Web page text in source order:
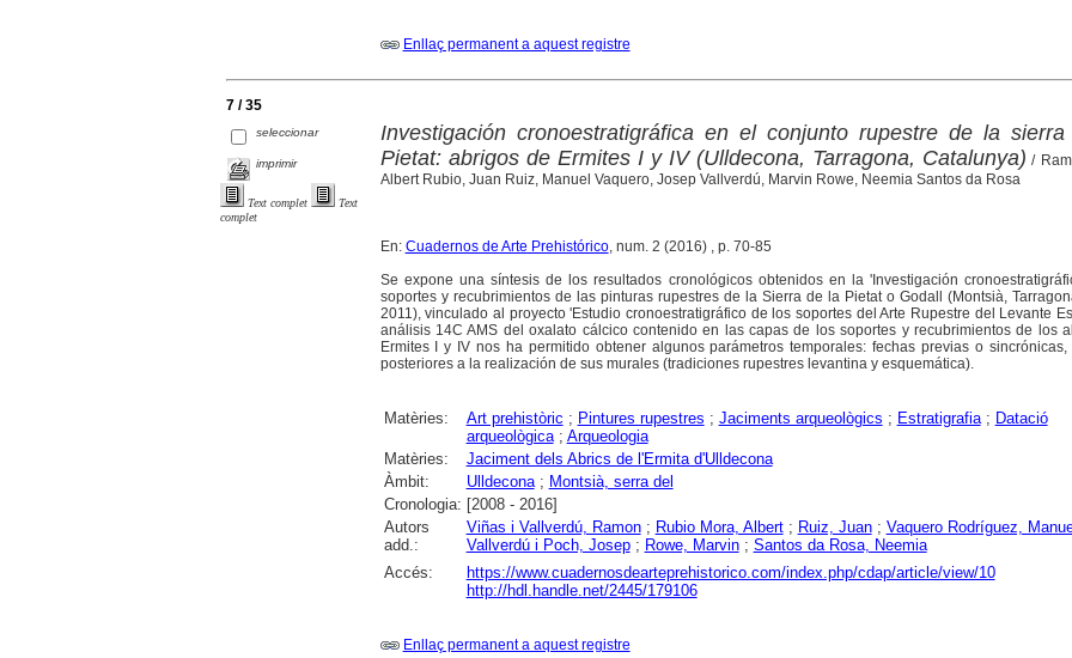
Enllaç permanent a aquest registre
7 / 35
seleccionar
imprimir
Text complet
Text
complet
Investigación cronoestratigráfica en el conjunto rupestre de la
Pietat: abrigos de Ermites I y IV (Ulldecona, Tarragona, Catalunya) /
Albert Rubio, Juan Ruiz, Manuel Vaquero, Josep Vallverdú, Marvin Rowe, Neemia Santos da Rosa
En: Cuadernos de Arte Prehistórico, num. 2 (2016) , p. 70-85
Se expone una síntesis de los resultados cronológicos obtenidos en la 'Investigación
soportes y recubrimientos de las pinturas rupestres de la Sierra de la Pietat o Godall (Montsià,
2011), vinculado al proyecto 'Estudio cronoestratigráfico de los soportes del Arte Rupestre del Levante
análisis 14C AMS del oxalato cálcico contenido en las capas de los soportes y recubrimientos de los
Ermites I y IV nos ha permitido obtener algunos parámetros temporales: fechas previas o
posteriores a la realización de sus murales (tradiciones rupestres levantina y esquemática).
Matèries: Art prehistòric ; Pintures rupestres ; Jaciments arqueològics ; Estratigrafia; Datació
arqueològica; Arqueologia
Matèries:
Jaciment dels Abrics de l'Ermita d'Ulldecona
Àmbit:
Ulldecona; Montsià, serra del
Cronologia: [2008 - 2016]
Autors
add.:
Viñas i Vallverdú, Ramon; Rubio Mora, Albert; Ruiz, Juan; Vaquero Rodríguez,
Vallverdú i Poch, Josep; Rowe, Marvin; Santos da Rosa, Neemia
Accés:
https://www.cuadernosdearteprehistorico.com/index.php/cdap/article/view/10
http://hdl.handle.net/2445/179106
Enllaç permanent a aquest registre